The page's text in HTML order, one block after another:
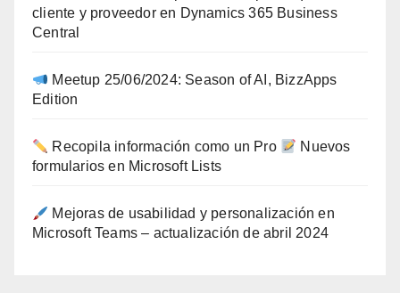
cliente y proveedor en Dynamics 365 Business
Central
Meetup 25/06/2024: Season of AI, BizzApps
Edition
Recopila información como un Pro
Nuevos
formularios en Microsoft Lists
Mejoras de usabilidad y personalización en
Microsoft Teams – actualización de abril 2024